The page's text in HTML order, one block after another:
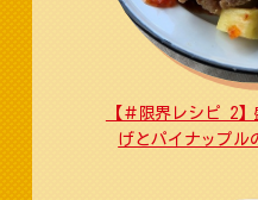
【＃限界レシピ 2
げとパイナップル